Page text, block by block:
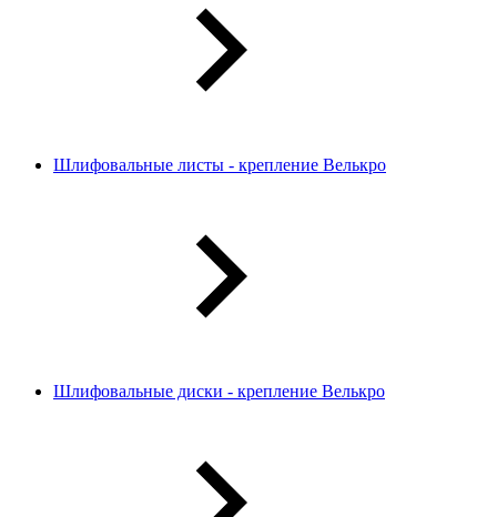
Шлифовальные листы - крепление Велькро
Шлифовальные диски - крепление Велькро